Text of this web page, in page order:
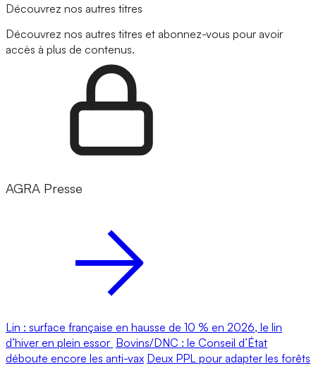
Découvrez nos autres titres
Découvrez nos autres titres et abonnez-vous pour avoir
accès à plus de contenus.
AGRA Presse
Lin : surface française en hausse de 10 % en 2026, le lin
d’hiver en plein essor Bovins/DNC : le Conseil d’État
déboute encore les anti-vax Deux PPL pour adapter les forêts